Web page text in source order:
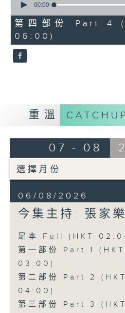
seconds
56
minutes,
9
seconds
00:00
第四部份 Part 4
06:00)
重溫
07 - 08
06/08/2026
今集主持: 張家樂
足本 Full (HKT
第一部份 Part 1
03:00)
第二部份 Part 2
04:00)
第三部份 Part 3